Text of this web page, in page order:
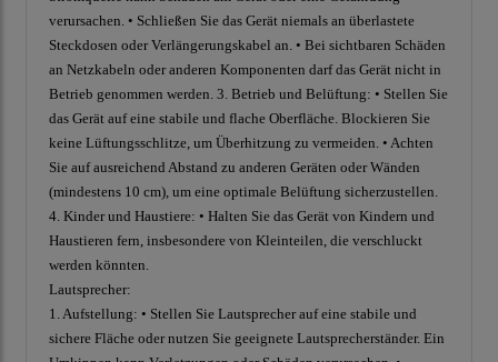
verursachen. • Schließen Sie das Gerät niemals an überlastete
Steckdosen oder Verlängerungskabel an. • Bei sichtbaren Schäden
an Netzkabeln oder anderen Komponenten darf das Gerät nicht in
Betrieb genommen werden. 3. Betrieb und Belüftung: • Stellen Sie
das Gerät auf eine stabile und flache Oberfläche. Blockieren Sie
keine Lüftungsschlitze, um Überhitzung zu vermeiden. • Achten
Sie auf ausreichend Abstand zu anderen Geräten oder Wänden
(mindestens 10 cm), um eine optimale Belüftung sicherzustellen.
4. Kinder und Haustiere: • Halten Sie das Gerät von Kindern und
Haustieren fern, insbesondere von Kleinteilen, die verschluckt
werden könnten.
Lautsprecher:
1. Aufstellung: • Stellen Sie Lautsprecher auf eine stabile und
sichere Fläche oder nutzen Sie geeignete Lautsprecherständer. Ein